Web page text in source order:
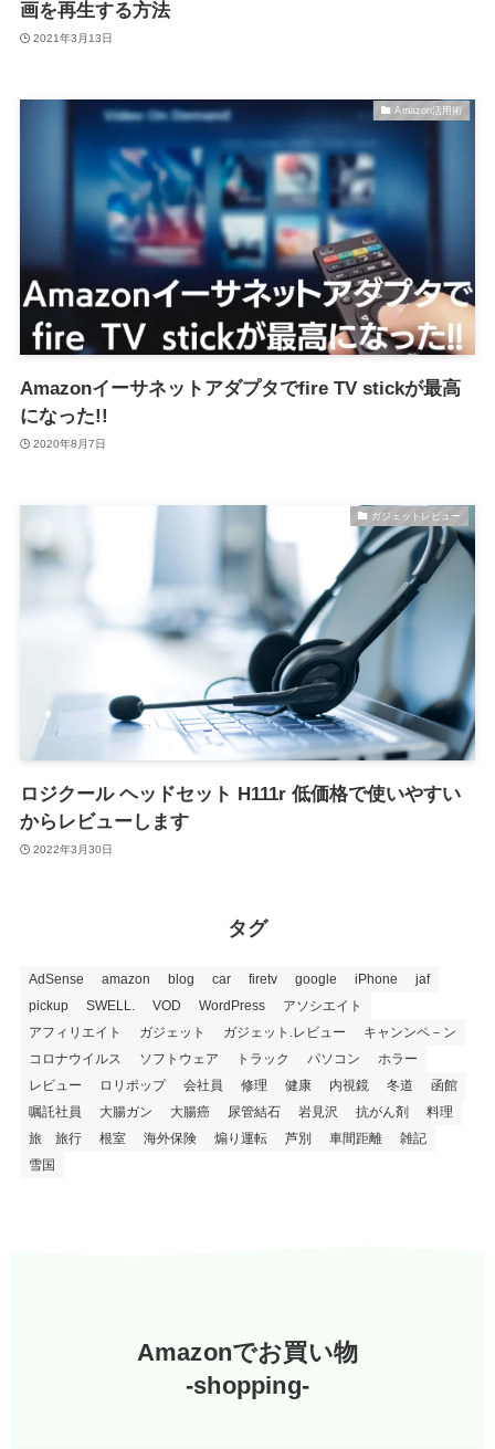
画を再生する方法
2021年3月13日
Amazon活用術
Amazonイーサネットアダプタでfire TV stickが最高
になった!!
2020年8月7日
ガジェットレビュー
ロジクール ヘッドセット H111r 低価格で使いやすい
からレビューします
2022年3月30日
タグ
AdSense amazon blog car firetv google iPhone
jaf
pickup
SWELL. VOD WordPress
アソシエイト
アフィリエイト
ガジェット ガジェット.レビュー
キャンンペ－ン
コロナウイルス
ソフトウェア トラック パソコン
ホラー
レビュー
ロリポップ 会社員 修理 健康 内視鏡 冬道
函館
嘱託社員
大腸ガン 大腸癌 尿管結石 岩見沢 抗がん剤
料理
旅 旅行
根室 海外保険 煽り運転 芦別 車間距離
雑記
雪国
Amazonでお買い物
-shopping-